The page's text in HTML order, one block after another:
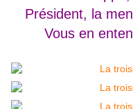
Président, la
Vous en